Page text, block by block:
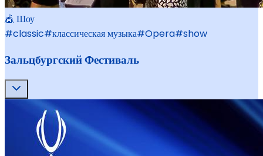
🎪 Шоу
#classic#классическая музыка#Opera#show
Зальцбургский Фестиваль